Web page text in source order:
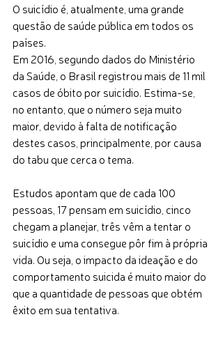
O suicídio é, atualmente, uma grande
questão de saúde pública em todos os
países.
Em 2016, segundo dados do Ministério
da Saúde, o Brasil registrou mais de 11 mil
casos de óbito por suicídio. Estima-se,
no entanto, que o número seja muito
maior, devido à falta de notificação
destes casos, principalmente, por causa
do tabu que cerca o tema.
Estudos apontam que de cada 100
pessoas, 17 pensam em suicídio, cinco
chegam a planejar, três vêm a tentar o
suicídio e uma consegue pôr fim à própria
vida. Ou seja, o impacto da ideação e do
comportamento suicida é muito maior do
que a quantidade de pessoas que obtém
êxito em sua tentativa.